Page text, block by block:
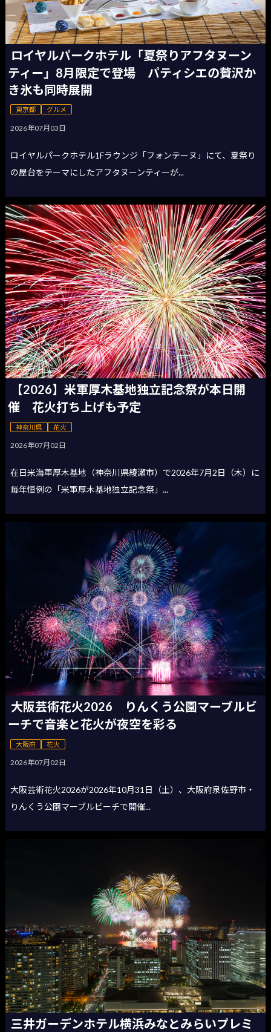
ロイヤルパークホテル「夏祭りアフタヌーン
ティー」8月限定で登場 パティシエの贅沢か
き氷も同時展開
東京都 グルメ
2026年07月03日
ロイヤルパークホテル1Fラウンジ「フォンテーヌ」にて、夏祭り
の屋台をテーマにしたアフタヌーンティーが...
【2026】米軍厚木基地独立記念祭が本日開
催 花火打ち上げも予定
神奈川県 花火
2026年07月02日
在日米海軍厚木基地（神奈川県綾瀬市）で2026年7月2日（木）に
毎年恒例の「米軍厚木基地独立記念祭」...
大阪芸術花火2026 りんくう公園マーブルビ
ーチで音楽と花火が夜空を彩る
大阪府 花火
2026年07月02日
大阪芸術花火2026が2026年10月31日（土）、大阪府泉佐野市・
りんくう公園マーブルビーチで開催...
三井ガーデンホテル横浜みなとみらいプレミ